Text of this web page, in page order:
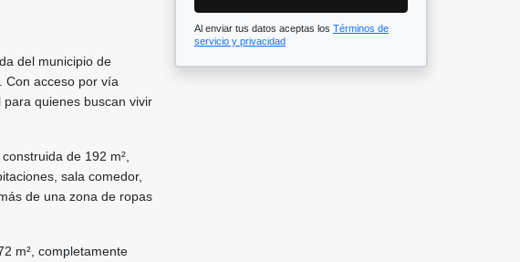
del municipio de
Con acceso por vía
quienes buscan vivir
de 192 m²,
sala comedor,
de una zona de ropas
m², completamente
Al enviar tus datos aceptas los Términos de
servicio y privacidad